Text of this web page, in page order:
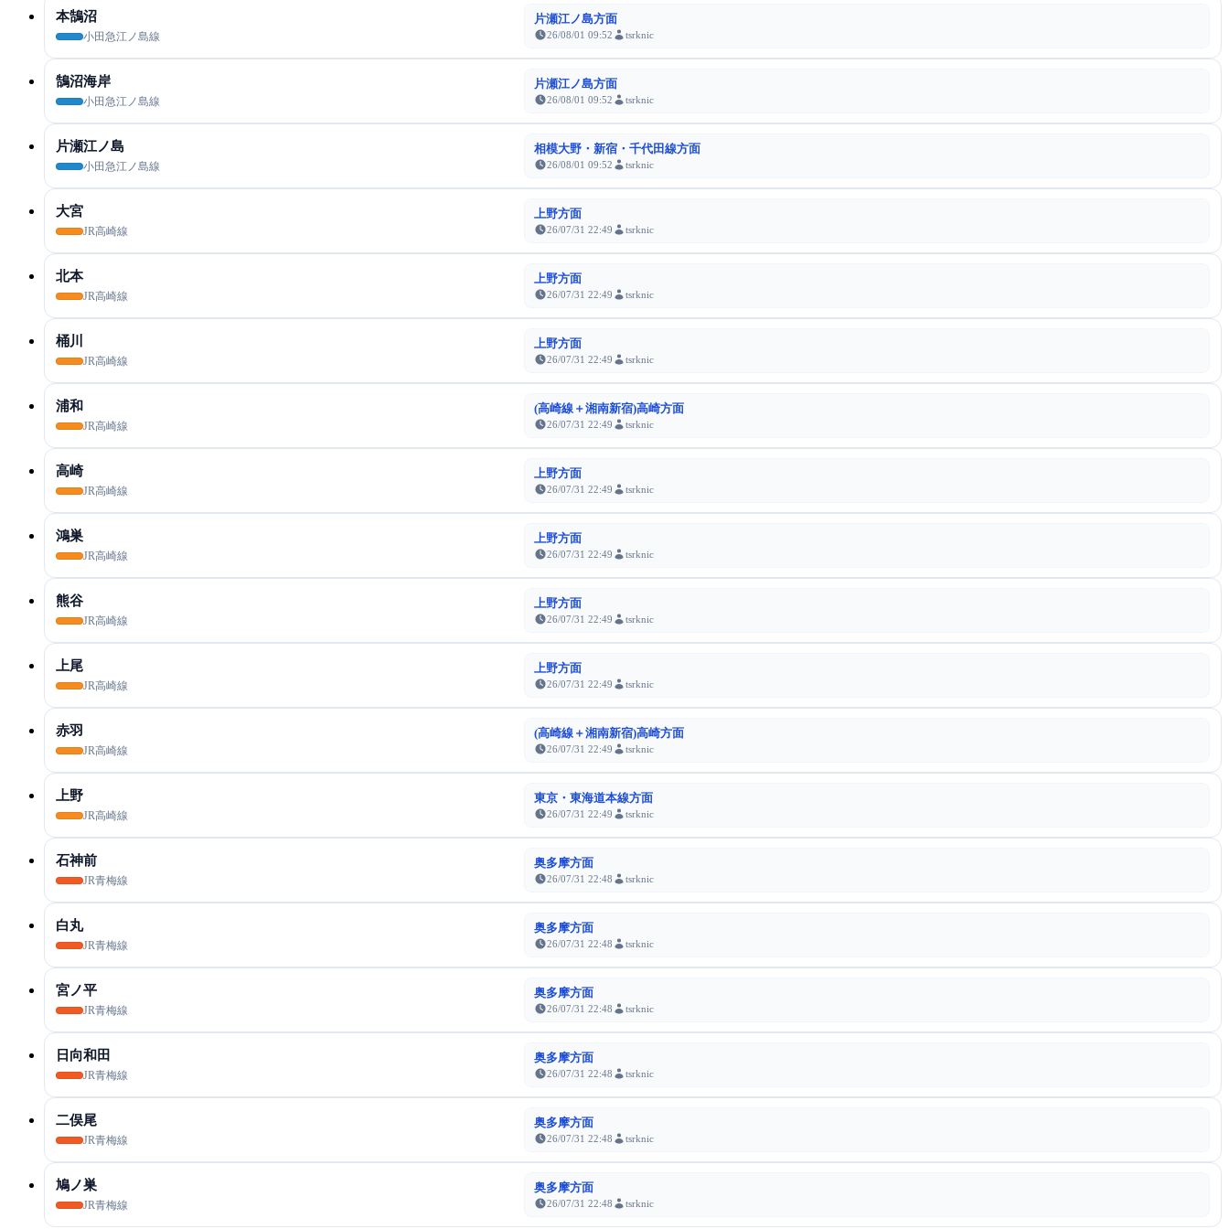
本鵠沼
小田急江ノ島線
片瀬江ノ島方面
26/08/01 09:52 tsrknic
鵠沼海岸
小田急江ノ島線
片瀬江ノ島方面
26/08/01 09:52 tsrknic
片瀬江ノ島
小田急江ノ島線
相模大野・新宿・千代田線方面
26/08/01 09:52 tsrknic
大宮
JR高崎線
上野方面
26/07/31 22:49 tsrknic
北本
JR高崎線
上野方面
26/07/31 22:49 tsrknic
桶川
JR高崎線
上野方面
26/07/31 22:49 tsrknic
浦和
JR高崎線
(高崎線＋湘南新宿)高崎方面
26/07/31 22:49 tsrknic
高崎
JR高崎線
上野方面
26/07/31 22:49 tsrknic
鴻巣
JR高崎線
上野方面
26/07/31 22:49 tsrknic
熊谷
JR高崎線
上野方面
26/07/31 22:49 tsrknic
上尾
JR高崎線
上野方面
26/07/31 22:49 tsrknic
赤羽
JR高崎線
(高崎線＋湘南新宿)高崎方面
26/07/31 22:49 tsrknic
上野
JR高崎線
東京・東海道本線方面
26/07/31 22:49 tsrknic
石神前
JR青梅線
奥多摩方面
26/07/31 22:48 tsrknic
白丸
JR青梅線
奥多摩方面
26/07/31 22:48 tsrknic
宮ノ平
JR青梅線
奥多摩方面
26/07/31 22:48 tsrknic
日向和田
JR青梅線
奥多摩方面
26/07/31 22:48 tsrknic
二俣尾
JR青梅線
奥多摩方面
26/07/31 22:48 tsrknic
鳩ノ巣
JR青梅線
奥多摩方面
26/07/31 22:48 tsrknic